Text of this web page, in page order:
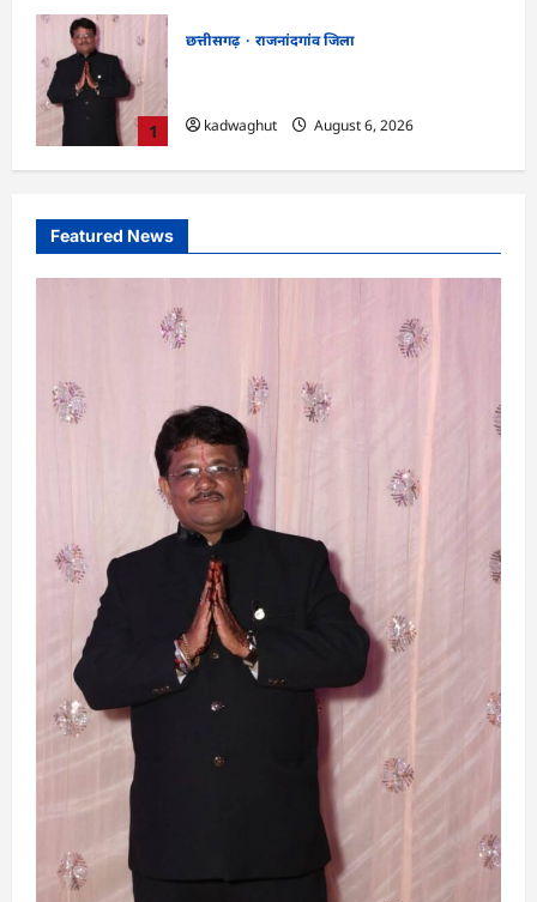
2
छत्तीसगढ़
राजनांदगांव जिला
lokesh sharma
August 6, 2026
Featured News